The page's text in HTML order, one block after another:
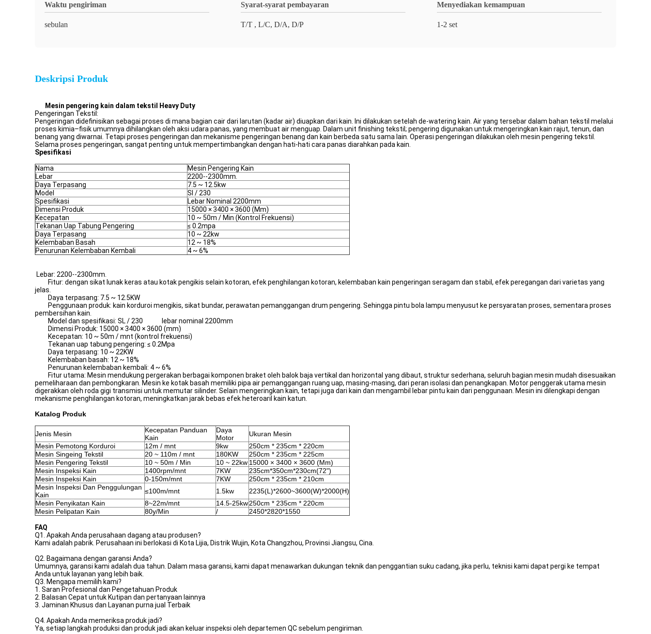
Waktu pengiriman
sebulan
Syarat-syarat pembayaran
T/T , L/C, D/A, D/P
Menyediakan kemampuan
1-2 set
Deskripsi Produk
Mesin pengering kain dalam tekstil Heavy Duty
Pengeringan Tekstil:
Pengeringan didefinisikan sebagai proses di mana bagian cair dari larutan (kadar air) diuapkan dari kain. Ini dilakukan setelah de-watering kain. Air yang tersebar dalam bahan tekstil melalui
proses kimia–fisik umumnya dihilangkan oleh aksi udara panas, yang membuat air menguap. Dalam unit finishing tekstil; pengering digunakan untuk mengeringkan kain rajut, tenun, dan
benang yang diwarnai. Tetapi proses pengeringan dan mekanisme pengeringan benang dan kain berbeda satu sama lain. Operasi pengeringan dilakukan oleh mesin pengering tekstil.
Selama proses pengeringan, sangat penting untuk mempertimbangkan dengan hati-hati cara panas diarahkan pada kain.
Spesifikasi
Nama
Mesin Pengering Kain
Lebar
2200--2300mm.
Daya Terpasang
7.5 ~ 12.5kw
Model
Sl / 230
Spesifikasi
Lebar Nominal 2200mm
Dimensi Produk
15000 × 3400 × 3600 (Mm)
Kecepatan
10 ~ 50m / Min (Kontrol Frekuensi)
Tekanan Uap Tabung Pengering
≤ 0.2mpa
Daya Terpasang
10 ~ 22kw
Kelembaban Basah
12 ~ 18%
Penurunan Kelembaban Kembali
4 ~ 6%
Lebar: 2200--2300mm.
Fitur: dengan sikat lunak keras atau kotak pengikis selain kotoran, efek penghilangan kotoran, kelembaban kain pengeringan seragam dan stabil, efek peregangan dari varietas yang
jelas.
Daya terpasang: 7.5 ~ 12.5KW
Penggunaan produk: kain korduroi mengikis, sikat bundar, perawatan pemanggangan drum pengering. Sehingga pintu bola lampu menyusut ke persyaratan proses, sementara proses
pembersihan kain.
Model dan spesifikasi: SL / 230 lebar nominal 2200mm
Dimensi Produk: 15000 × 3400 × 3600 (mm)
Kecepatan: 10 ~ 50m / mnt (kontrol frekuensi)
Tekanan uap tabung pengering: ≤ 0.2Mpa
Daya terpasang: 10 ~ 22KW
Kelembaban basah: 12 ~ 18%
Penurunan kelembaban kembali: 4 ~ 6%
Fitur utama: Mesin mendukung pergerakan berbagai komponen braket oleh balok baja vertikal dan horizontal yang dibaut, struktur sederhana, seluruh bagian mesin mudah disesuaikan
pemeliharaan dan pembongkaran. Mesin ke kotak basah memiliki pipa air pemanggangan ruang uap, masing-masing, dari peran isolasi dan penangkapan. Motor penggerak utama mesin
digerakkan oleh roda gigi transmisi untuk memutar silinder. Selain mengeringkan kain, tetapi juga dari kain dan mengambil lebar pintu kain dari penggunaan. Mesin ini dilengkapi dengan
mekanisme penghilangan kotoran, meningkatkan jarak bebas efek heteroaril kain katun.
Katalog Produk
Jenis Mesin
Kecepatan Panduan
Kain
Daya
Motor
Ukuran Mesin
Mesin Pemotong Korduroi
12m / mnt 9kw
250cm * 235cm * 220cm
Mesin Singeing Tekstil
20 ~ 110m / mnt 180KW
250cm * 235cm * 225cm
Mesin Pengering Tekstil
10 ~ 50m / Min 10 ~ 22kw 15000 × 3400 × 3600 (Mm)
Mesin Inspeksi Kain
1400rpm/mnt 7KW
235cm*350cm*230cm(72")
Mesin Inspeksi Kain
0-150m/mnt 7KW
250cm * 235cm * 210cm
Mesin Inspeksi Dan Penggulungan
Kain
≤100m/mnt 1.5kw
2235(L)*2600~3600(W)*2000(H)
Mesin Penyikatan Kain
8~22m/mnt 14.5-25kw250cm * 235cm * 220cm
Mesin Pelipatan Kain
80y/Min / 2450*2820*1550
FAQ
Q1. Apakah Anda perusahaan dagang atau produsen?
Kami adalah pabrik. Perusahaan ini berlokasi di Kota Lijia, Distrik Wujin, Kota Changzhou, Provinsi Jiangsu, Cina.
Q2. Bagaimana dengan garansi Anda?
Umumnya, garansi kami adalah dua tahun. Dalam masa garansi, kami dapat menawarkan dukungan teknik dan penggantian suku cadang, jika perlu, teknisi kami dapat pergi ke tempat
Anda untuk layanan yang lebih baik.
Q3. Mengapa memilih kami?
1. Saran Profesional dan Pengetahuan Produk
2. Balasan Cepat untuk Kutipan dan pertanyaan lainnya
3. Jaminan Khusus dan Layanan purna jual Terbaik
Q4. Apakah Anda memeriksa produk jadi?
Ya, setiap langkah produksi dan produk jadi akan keluar inspeksi oleh departemen QC sebelum pengiriman.